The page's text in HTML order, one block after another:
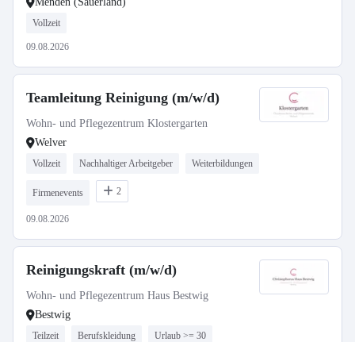
Vollzeit
09.08.2026
Teamleitung Reinigung (m/w/d)
Wohn- und Pflegezentrum Klostergarten
Welver
Vollzeit Nachhaltiger Arbeitgeber Weiterbildungen
Firmenevents 2
09.08.2026
Reinigungskraft (m/w/d)
Wohn- und Pflegezentrum Haus Bestwig
Bestwig
Teilzeit Berufskleidung Urlaub >= 30